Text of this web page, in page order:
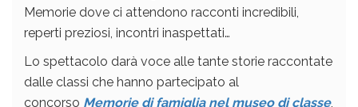
Memorie dove ci attendono racconti incredibili,
reperti preziosi, incontri inaspettati…
Lo spettacolo darà voce alle tante storie raccontate
dalle classi che hanno partecipato al
concorso Memorie di famiglia nel museo di classe,